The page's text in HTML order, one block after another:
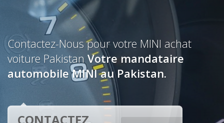
Contactez-Nous pour votre MINI achat
voiture Pakistan Votre mandataire
automobile MINI au Pakistan.